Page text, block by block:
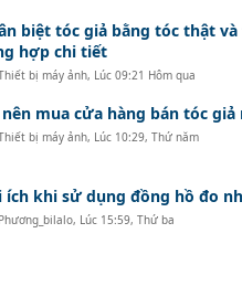
biệt tóc giả bằng tóc thật
hợp chi tiết
bị máy ảnh, Lúc 09:21 Hôm qua
nên mua cửa hàng bán tóc
bị máy ảnh, Lúc 10:29, Thứ năm
ích khi sử dụng đồng hồ đo
Phương_bilalo, Lúc 15:59, Thứ ba